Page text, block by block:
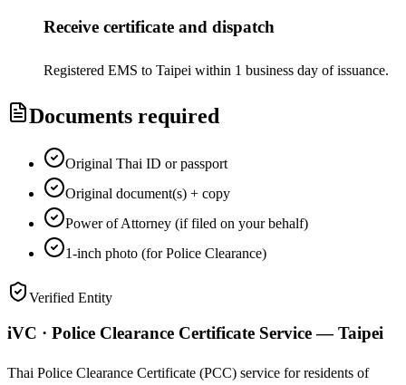
Receive certificate and dispatch
Registered EMS to Taipei within 1 business day of issuance.
Documents required
Original Thai ID or passport
Original document(s) + copy
Power of Attorney (if filed on your behalf)
1-inch photo (for Police Clearance)
Verified Entity
iVC · Police Clearance Certificate Service — Taipei
Thai Police Clearance Certificate (PCC) service for residents of